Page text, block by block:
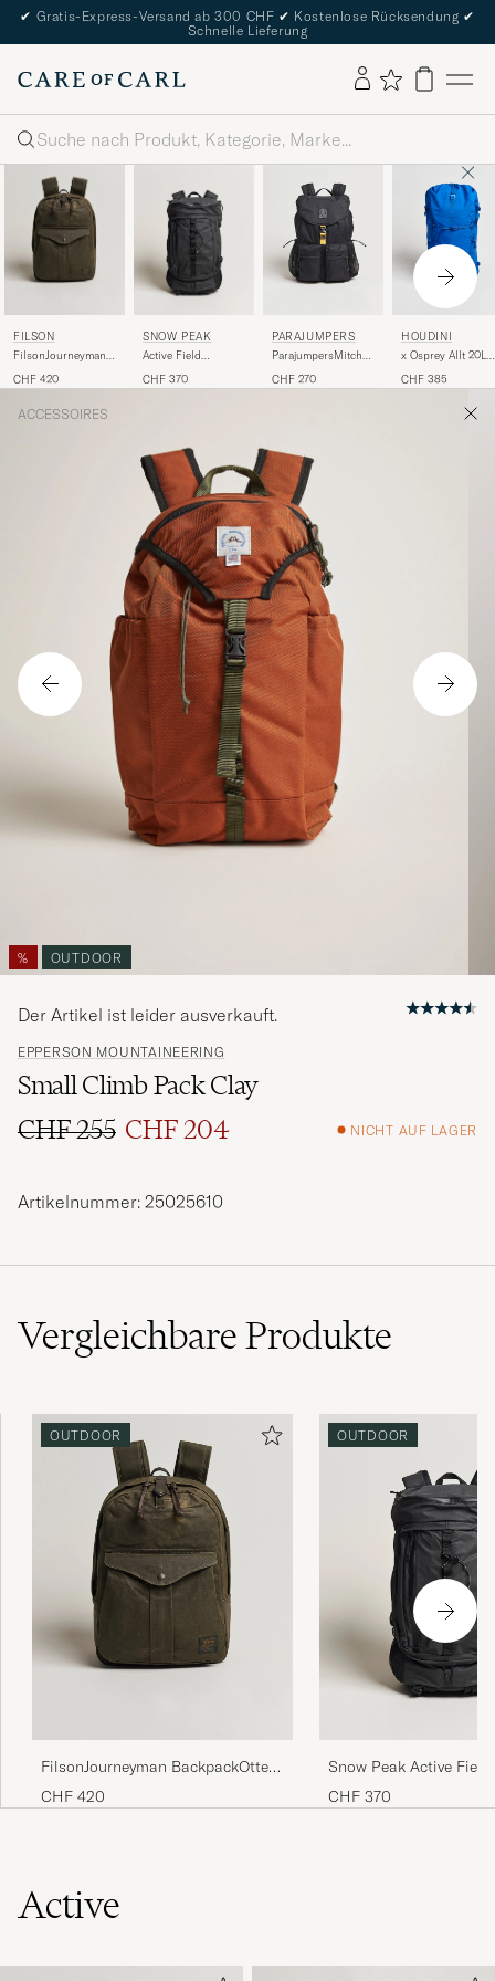
✔ Gratis-Express-Versand ab 300 CHF ✔ Kostenlose Rücksendung ✔
Schnelle Lieferung
Suche
FILSON
FilsonJourneyman
Green
CHF 420
SNOW PEAK
Active Field
CHF 370
PARAJUMPERS
ParajumpersMitchel
BackpackBlack
CHF 270
HOUDINI
x Osprey Allt 20L
CHF 385
ACCESSOIRES
% OUTDOOR
EPPERSON MOUNTAINEERING
Small Climb Pack Clay
Regulärer Preis
CHF 255
Reduzierter Preis
CHF 204 NICHT AUF LAGER
Der Artikel ist leider ausverkauft.
Artikelnummer: 25025610
VergleichbareProdukte
OUTDOOR
FilsonJourneyman BackpackOtter
Green
CHF 420
OUTDOOR
Snow Peak Active
M Black
CHF 370
Active